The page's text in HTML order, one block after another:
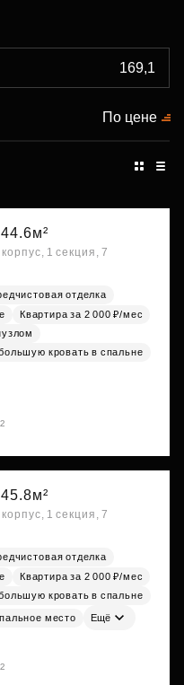
По цене
44.6м²
1 секция, 7
отделка
Квартира за 2 000 ₽/мес
кровать в спальне
45.8м²
1 секция, 7
отделка
Квартира за 2 000 ₽/мес
кровать в спальне
место Ещё